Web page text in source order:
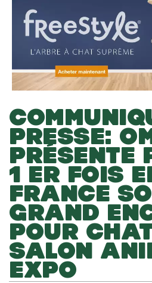
PRESSE:
PRÉSENTE
1 ER FOIS
FRANCE
GRAND
POUR
SALON
EXPO